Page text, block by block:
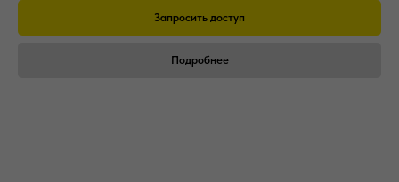
Запросить доступ
Подробнее